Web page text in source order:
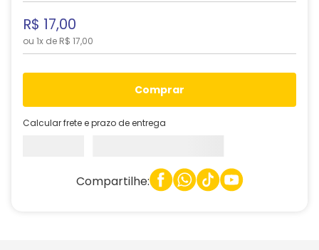
R$ 17,00
ou 1x de R$ 17,00
comprar
Calcular frete e prazo de entrega
Compartilhe: